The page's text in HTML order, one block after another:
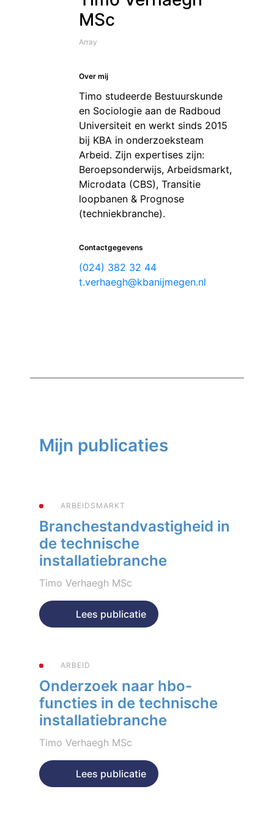
MSc
Array
Over mij
Timo studeerde Bestuurskunde
en Sociologie aan de Radboud
Universiteit en werkt sinds 2015
bij KBA in onderzoeksteam
Arbeid. Zijn expertises zijn:
Beroepsonderwijs, Arbeidsmarkt,
Microdata (CBS), Transitie
loopbanen & Prognose
(techniekbranche).
Contactgegevens
(024) 382 32 44
t.verhaegh@kbanijmegen.nl
Mijn publicaties
ARBEIDSMARKT
Branchestandvastigheid in
de technische
installatiebranche
Timo Verhaegh MSc
Geplaatst op 4 mei 2026
Lees publicatie
ARBEID
Onderzoek naar hbo-
functies in de technische
installatiebranche
Timo Verhaegh MSc
Geplaatst op 25 april 2024
Lees publicatie